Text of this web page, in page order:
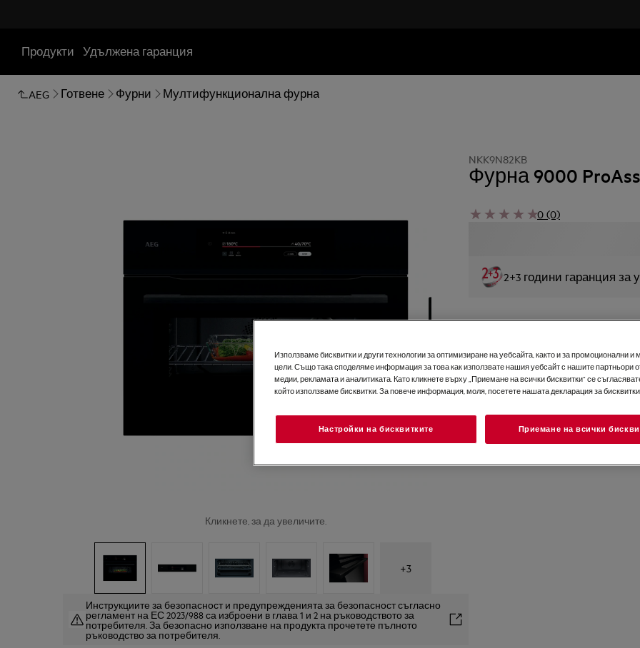
Продукти Удължена гаранция
AEG Готвене Фурни Мултифункционална фурна
Кликнете, за да увеличите.
+3
Инструкциите за безопасност и предупрежденията за безопасност съгласно
регламент на ЕС 2023/988 са изброени в глава 1 и 2 на ръководството за
потребителя. За безопасно използване на продукта прочетете пълното
ръководство за потребителя.
NKK9N82KB
Фурна 9000
0 (0)
2+3 години гаранция за
Използваме бисквитки и други технологии за оптимизиране на уебсайта, както и за промоционални и
цели. Също така споделяме информация за това как използвате нашия уебсайт с нашите партньори
медии, рекламата и аналитиката. Като кликнете върху „Приемане на всички бисквитки“ се
който използваме бисквитки. За повече информация, моля, посетете нашата декларация за бисквитки.
Настройки на бисквитките Приемане на всички